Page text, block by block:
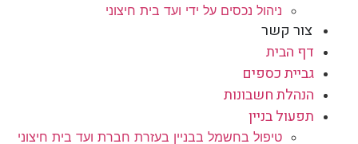
ניהול נכסים על ידי ועד בית חיצוני
צור קשר
דף הבית
גביית כספים
הנהלת חשבונות
תפעול בניין
טיפול בחשמל בבניין בעזרת חברת ועד בית חיצוני